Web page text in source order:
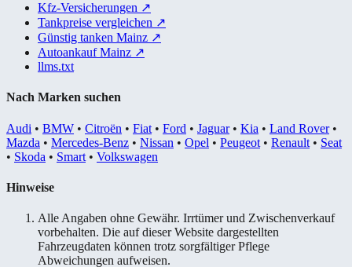
Kfz-Versicherungen ↗
Tankpreise vergleichen ↗
Günstig tanken Mainz ↗
Autoankauf Mainz ↗
llms.txt
Nach Marken suchen
Audi • BMW • Citroën • Fiat • Ford • Jaguar• Kia • Land Rover•
Mazda • Mercedes-Benz • Nissan • Opel • Peugeot • Renault • Seat
• Skoda • Smart • Volkswagen
Hinweise
Alle Angaben ohne Gewähr. Irrtümer und Zwischenverkauf
vorbehalten. Die auf dieser Website dargestellten
Fahrzeugdaten können trotz sorgfältiger Pflege
Abweichungen aufweisen.